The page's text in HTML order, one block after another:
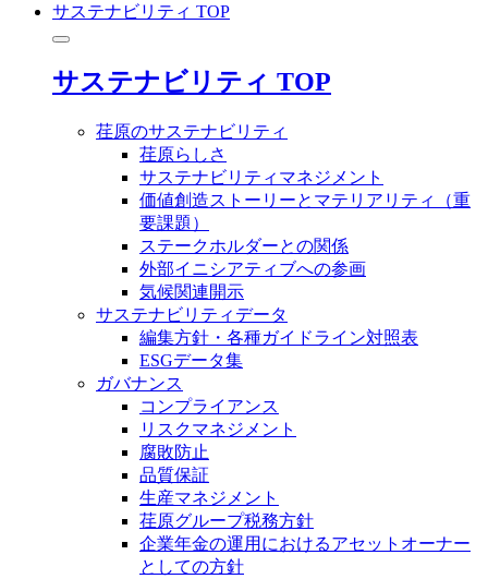
サステナビリティ TOP
サステナビリティ TOP
荏原のサステナビリティ
荏原らしさ
サステナビリティマネジメント
価値創造ストーリーとマテリアリティ（重
要課題）
ステークホルダーとの関係
外部イニシアティブへの参画
気候関連開示
サステナビリティデータ
編集方針・各種ガイドライン対照表
ESGデータ集
ガバナンス
コンプライアンス
リスクマネジメント
腐敗防止
品質保証
生産マネジメント
荏原グループ税務方針
企業年金の運用におけるアセットオーナー
としての方針